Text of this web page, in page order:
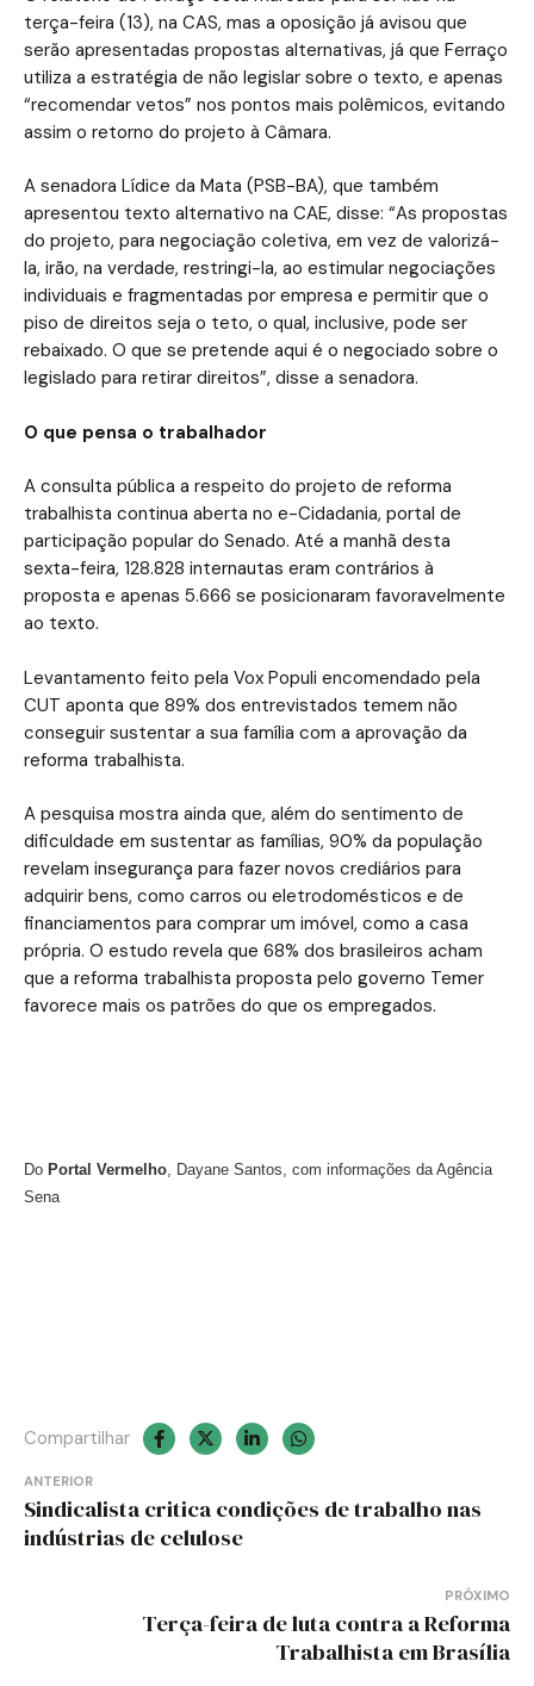
terça-feira (13), na CAS, mas a oposição já avisou que
serão apresentadas propostas alternativas, já que Ferraço
utiliza a estratégia de não legislar sobre o texto, e apenas
“recomendar vetos” nos pontos mais polêmicos, evitando
assim o retorno do projeto à Câmara.
A senadora Lídice da Mata (PSB-BA), que também
apresentou texto alternativo na CAE, disse: “As propostas
do projeto, para negociação coletiva, em vez de valorizá-
la, irão, na verdade, restringi-la, ao estimular negociações
individuais e fragmentadas por empresa e permitir que o
piso de direitos seja o teto, o qual, inclusive, pode ser
rebaixado. O que se pretende aqui é o negociado sobre o
legislado para retirar direitos”, disse a senadora.
O que pensa o trabalhador
A consulta pública a respeito do projeto de reforma
trabalhista continua aberta no e-Cidadania, portal de
participação popular do Senado. Até a manhã desta
sexta-feira, 128.828 internautas eram contrários à
proposta e apenas 5.666 se posicionaram favoravelmente
ao texto.
Levantamento feito pela Vox Populi encomendado pela
CUT aponta que 89% dos entrevistados temem não
conseguir sustentar a sua família com a aprovação da
reforma trabalhista.
A pesquisa mostra ainda que, além do sentimento de
dificuldade em sustentar as famílias, 90% da população
revelam insegurança para fazer novos crediários para
adquirir bens, como carros ou eletrodomésticos e de
financiamentos para comprar um imóvel, como a casa
própria. O estudo revela que 68% dos brasileiros acham
que a reforma trabalhista proposta pelo governo Temer
favorece mais os patrões do que os empregados.
Do Portal Vermelho, Dayane Santos, com informações da Agência
Sena
Compartilhar
Navegação
de
ANTERIOR
Sindicalista critica condições de trabalho nas
indústrias de celulose
PRÓXIMO
Terça-feira de luta contra a Reforma
Trabalhista em Brasília